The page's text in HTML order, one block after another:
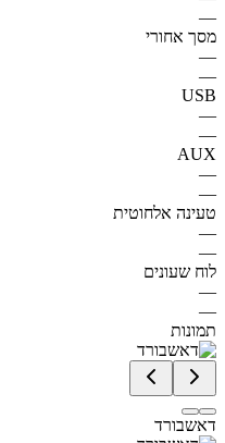
—
מסך אחורי
—
—
USB
—
—
AUX
—
—
טעינה אלחוטית
—
—
לוח שעונים
—
—
תמונות
דאשבורד